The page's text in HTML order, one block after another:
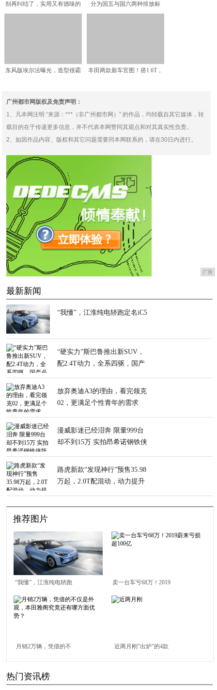
别再纠结了，实用又有德味的
分为国五与国六两种排放标
东风版埃尔法曝光，造型很霸
丰田两款新车官图！搭1.6T，
广州都市网版权及免责声明：
1、凡本网注明 “来源：***（非广州都市网）” 的作品，均转载自其它媒体，转
载目的在于传递更多信息，并不代表本网赞同其观点和对其真实性负责。
2、如因作品内容、版权和其它问题需要同本网联系的，请在30日内进行。
广告
最新新闻
“我懂”，江淮纯电轿跑定名iC5
“硬实力”斯巴鲁推出新SUV，
配2.4T动力，全系四驱，国产
放弃奥迪A3的理由，看完领克
02，更满足个性青年的需求
漫威影迷已经泪奔 限量999台
却不到15万 实拍昂希诺钢铁侠
路虎新款“发现神行”预售35.98
万起，2.0T配混动，动力提升
推荐图片
“我懂”，江淮纯电轿跑
定名iC5
卖一台车亏68万！2019
蔚来亏损超100亿
月销2万辆，凭借的不
竟还有哪方面优势？
近两月刚"出炉"的4款
热门资讯榜